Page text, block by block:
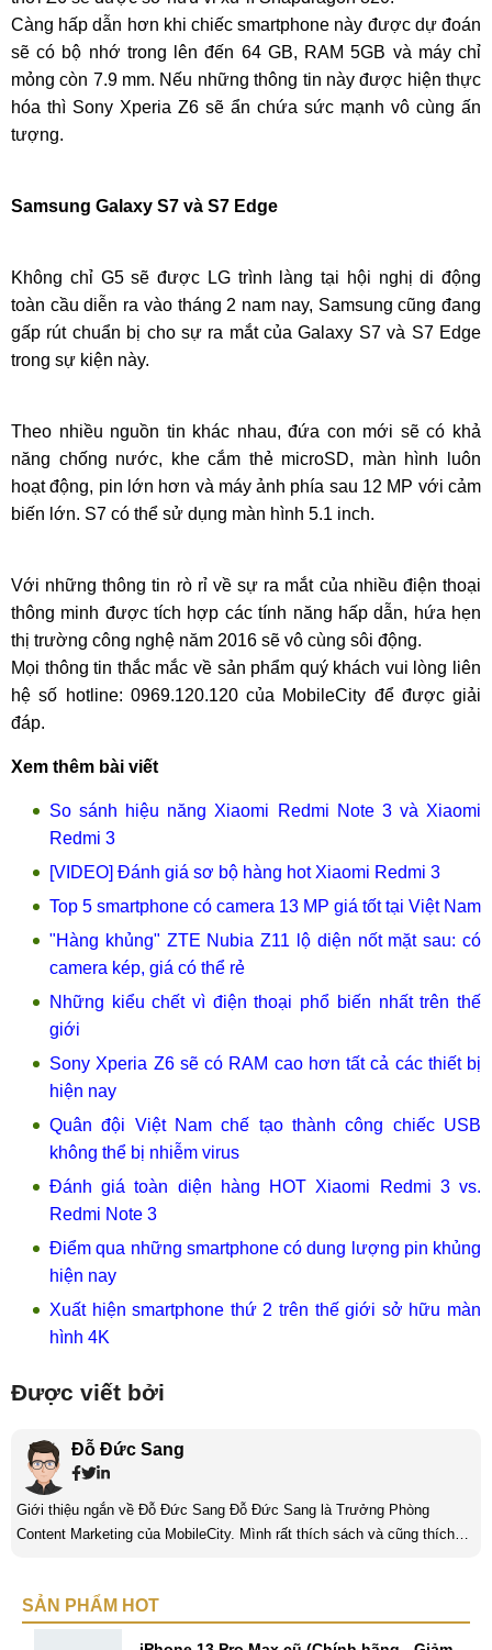
Càng hấp dẫn hơn khi chiếc smartphone này được dự đoán
sẽ có bộ nhớ trong lên đến 64 GB, RAM 5GB và máy chỉ
mỏng còn 7.9 mm. Nếu những thông tin này được hiện thực
hóa thì Sony Xperia Z6 sẽ ẩn chứa sức mạnh vô cùng ấn
tượng.
Samsung Galaxy S7 và S7 Edge
Không chỉ G5 sẽ được LG trình làng tại hội nghị di động
toàn cầu diễn ra vào tháng 2 nam nay, Samsung cũng đang
gấp rút chuẩn bị cho sự ra mắt của Galaxy S7 và S7 Edge
trong sự kiện này.
Theo nhiều nguồn tin khác nhau, đứa con mới sẽ có khả
năng chống nước, khe cắm thẻ microSD, màn hình luôn
hoạt động, pin lớn hơn và máy ảnh phía sau 12 MP với cảm
biến lớn. S7 có thể sử dụng màn hình 5.1 inch.
Với những thông tin rò rỉ về sự ra mắt của nhiều điện thoại
thông minh được tích hợp các tính năng hấp dẫn, hứa hẹn
thị trường công nghệ năm 2016 sẽ vô cùng sôi động.
Mọi thông tin thắc mắc về sản phẩm quý khách vui lòng liên
hệ số hotline: 0969.120.120 của MobileCity để được giải
đáp.
Xem thêm bài viết
So sánh hiệu năng Xiaomi Redmi Note 3 và Xiaomi
Redmi 3
[VIDEO] Đánh giá sơ bộ hàng hot Xiaomi Redmi 3
Top 5 smartphone có camera 13 MP giá tốt tại Việt Nam
"Hàng khủng" ZTE Nubia Z11 lộ diện nốt mặt sau: có
camera kép, giá có thể rẻ
Những kiểu chết vì điện thoại phổ biến nhất trên thế
giới
Sony Xperia Z6 sẽ có RAM cao hơn tất cả các thiết bị
hiện nay
Quân đội Việt Nam chế tạo thành công chiếc USB
không thể bị nhiễm virus
Đánh giá toàn diện hàng HOT Xiaomi Redmi 3 vs.
Redmi Note 3
Điểm qua những smartphone có dung lượng pin khủng
hiện nay
Xuất hiện smartphone thứ 2 trên thế giới sở hữu màn
hình 4K
Được viết bởi
Đỗ Đức Sang
Giới thiệu ngắn về Đỗ Đức Sang Đỗ Đức Sang là Trưởng Phòng
Content Marketing của MobileCity. Mình rất thích sách và cũng thích
bản thân Đỗ Đức Sang, viết chính là gửi gắm lại những cảm xúc, cảm
SẢN PHẨM HOT